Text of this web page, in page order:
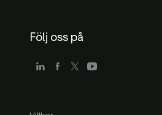
Följ oss på